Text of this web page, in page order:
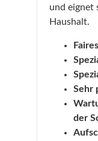
und eignet
Haushalt.
Sehr
der